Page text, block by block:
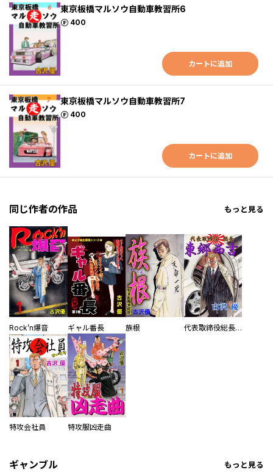
東京板橋マルソウ自動車教習所6
400
ポイント
カートに追加
東京板橋マルソウ自動車教習所7
400
ポイント
カートに追加
同じ作者の作品 もっと見る
Rock’n爆音 ギャル番長 族根 代表取締役総長 東郷西吉
特攻会社員 特攻服凶走曲
ギャンブル もっと見る